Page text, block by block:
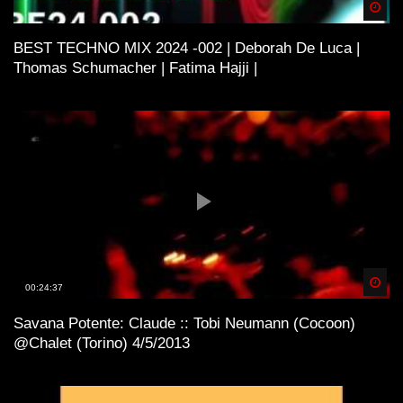
BEST TECHNO MIX 2024 -002 | Deborah De Luca |
Thomas Schumacher | Fatima Hajji |
00:24:37
Savana Potente: Claude :: Tobi Neumann (Cocoon)
@Chalet (Torino) 4/5/2013